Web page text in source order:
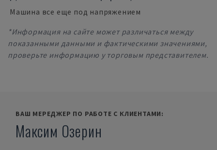
Машина все еще под напряжением
*Информация на сайте может различаться между
показанными данными и фактическими значениями,
проверьте информацию у торговым представителем.
ВАШ МЕРЕДЖЕР ПО РАБОТЕ С КЛИЕНТАМИ:
Максим Озерин